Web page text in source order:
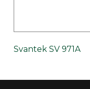
Svantek SV 971A